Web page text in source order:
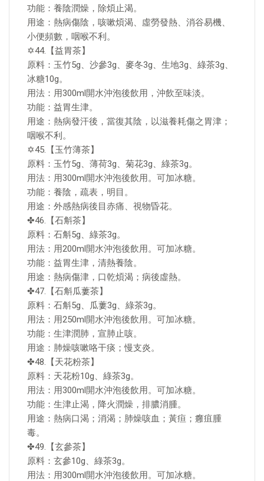
功能：養陰潤燥，除煩止渴。
用途：熱病傷陰，咳嗽煩渴、虛勞發熱、消谷易機、
小便頻數，咽喉不利。
✡44.【益胃茶】
原料：玉竹5g、沙參3g、麥冬3g、生地3g、綠茶3g、
冰糖10g。
用法：用300ml開水沖泡後飲用，沖飲至味淡。
功能：益胃生津。
用途：熱病發汗後，當復其陰，以滋養耗傷之胃津；
咽喉不利。
✡45.【玉竹薄茶】
原料：玉竹5g、薄荷3g、菊花3g、綠茶3g。
用法：用300ml開水沖泡後飲用。可加冰糖。
功能：養陰，疏表，明目。
用途：外感熱病後目赤痛、視物昏花。
✤46.【石斛茶】
原料：石斛5g、綠茶3g。
用法：用200ml開水沖泡後飲用。可加冰糖。
功能：益胃生津，清熱養陰。
用途：熱病傷津，口乾煩渴；病後虛熱。
✤47.【石斛瓜蔞茶】
原料：石斛5g、瓜蔞3g、綠茶3g。
用法：用250ml開水沖泡後飲用。可加冰糖。
功能：生津潤肺，宣肺止咳。
用途：肺燥咳嗽咯干痰；慢支炎。
✤48.【天花粉茶】
原料：天花粉10g、綠茶3g。
用法：用300ml開水沖泡後飲用。可加冰糖。
功能：生津止渴，降火潤燥，排膿消腫。
用途：熱病口渴；消渴；肺燥咳血；黃疸；癰疽腫
毒。
✤49.【玄參茶】
原料：玄參10g、綠茶3g。
用法：用300ml開水沖泡後飲用。可加冰糖。